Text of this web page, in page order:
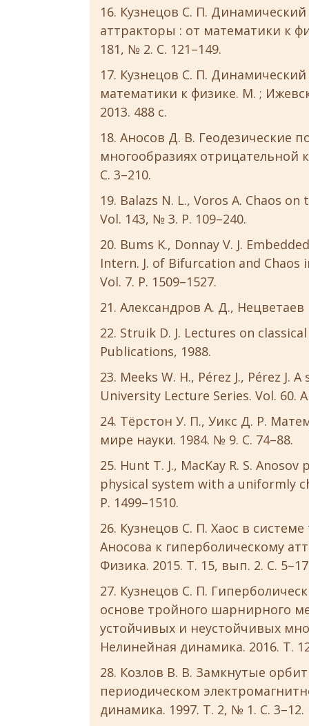
Кузнецов С. П.
аттракторы : от математики к
181, № 2. С. 121–149.
Кузнецов С. П.
математики к физике. М. ;
2013. 488 с.
Аносов Д. В. Геодезические
многообразиях
С. 3–210.
Balazs N. L., Voros A. Chaos
Vol. 143, № 3. P. 109–240.
Bums K., Donnay V. J.
Intern. J. of Bifurcation and Chaos
Vol. 7. P. 1509–1527.
Александров А. Д.,
Struik D. J. Lectures on
Publications, 1988.
Meeks W. H., Pérez J., Pérez J.
University Lecture Series. Vol. 60.
Тёрстон У. П., Уикс Д. Р.
мире науки. 1984. № 9. С. 74–88.
Hunt T. J., MacKay R. S.
physical system with a uniformly
P. 1499–1510.
Кузнецов С. П. Хаос в
Аносова к гиперболическому
Физика. 2015. Т. 15, вып. 2. С.
Кузнецов С. П.
основе тройного шарнирного
устойчивых и неустойчивых
Нелинейная динамика. 2016. Т.
Козлов В. В. Замкнутые
периодическом
динамика. 1997. Т. 2, № 1. С.